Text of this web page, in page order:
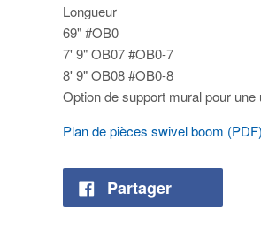
Longueur
69" #OB0
7' 9" OB07 #OB0-7
8' 9" OB08 #OB0-8
Option de support mural pour une
Plan de pièces swivel boom
Partager